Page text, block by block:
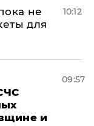
не
для
10:12
и
09:57